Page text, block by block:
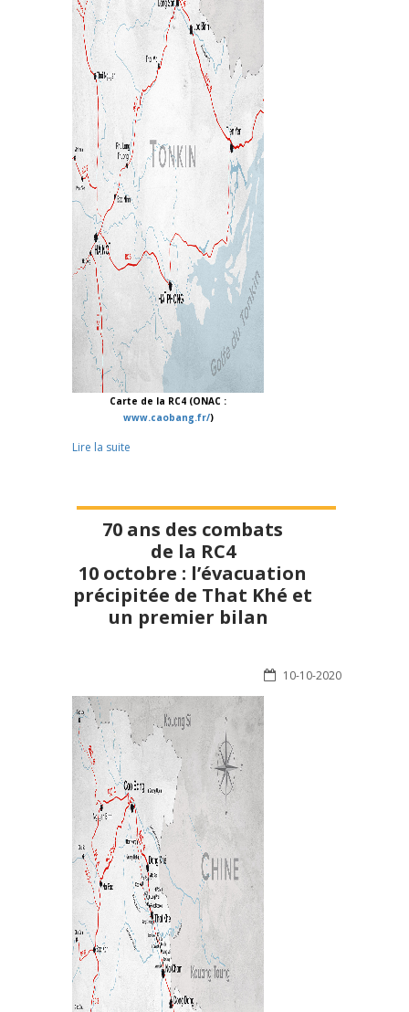
Carte de la RC4 (ONAC :
www.caobang.fr/)
Lire la suite
70 ans des combats
de la RC4
10 octobre : l’évacuation
précipitée de That Khé et
un premier bilan
10-10-2020